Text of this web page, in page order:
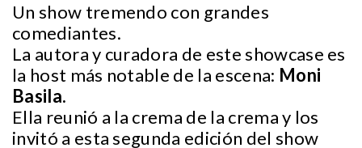
Un show tremendo con grandes
comediantes.
La autora y curadora de este showcase es
la host más notable de la escena: Moni
Basila.
Ella reunió a la crema de la crema y los
invitó a esta segunda edición del show